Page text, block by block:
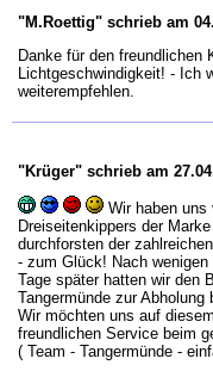
"M.Roettig" schrieb am
Danke für den freundlichen
Lichtgeschwindigkeit! - Ich
weiterempfehlen.
"Krüger" schrieb am
Wir haben uns
Dreiseitenkippers der
durchforsten der
- zum Glück! Nach
Tage später hatten wir den
Tangermünde zur Abholung
Wir möchten uns auf
freundlichen Service beim
( Team - Tangermünde -